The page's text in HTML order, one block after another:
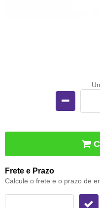
Frete e Prazo
Calcule o frete e o prazo de